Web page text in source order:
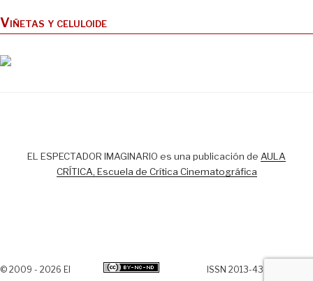
Viñetas y celuloide
EL ESPECTADOR IMAGINARIO es una publicación de AULA
CRÍTICA, Escuela de Crítica Cinematográfica
© 2009 - 2026 El ISSN 2013-438X